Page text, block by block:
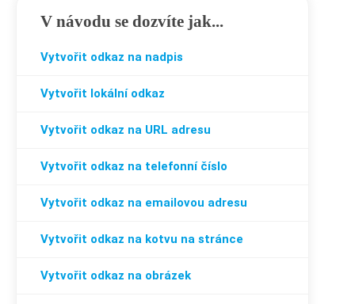
V návodu se dozvíte jak...
Vytvořit odkaz na nadpis
Vytvořit lokální odkaz
Vytvořit odkaz na URL adresu
Vytvořit odkaz na telefonní číslo
Vytvořit odkaz na emailovou adresu
Vytvořit odkaz na kotvu na stránce
Vytvořit odkaz na obrázek